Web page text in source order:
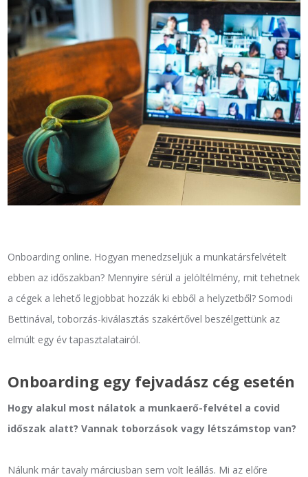
Onboarding online. Hogyan menedzseljük a munkatársfelvételt
ebben az időszakban? Mennyire sérül a jelöltélmény, mit tehetnek
a cégek a lehető legjobbat hozzák ki ebből a helyzetből? Somodi
Bettinával, toborzás-kiválasztás szakértővel beszélgettünk az
elmúlt egy év tapasztalatairól.
Onboarding egy fejvadász cég esetén
Hogy alakul most nálatok a munkaerő-felvétel a covid
időszak alatt? Vannak toborzások vagy létszámstop van?
Nálunk már tavaly márciusban sem volt leállás. Mi az előre